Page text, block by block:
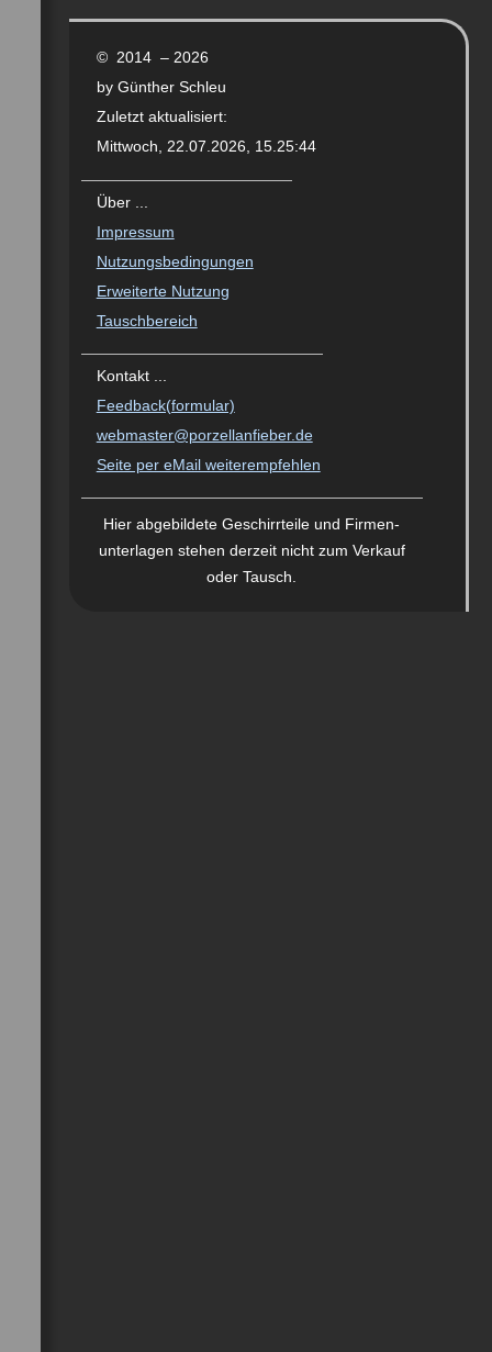
© 2014 – 2026
by Günther Schleu
Zuletzt aktualisiert:
Mittwoch, 22.07.2026, 15.25:44
Über ...
Impressum
Nutzungsbedingungen
Erweiterte Nutzung
Tauschbereich
Kontakt ...
Feedback(formular)
webmaster@porzellanfieber.de
Seite per eMail weiterempfehlen
Hier abgebildete Geschirrteile und Firmen­
unterlagen stehen derzeit nicht zum Verkauf
oder Tausch